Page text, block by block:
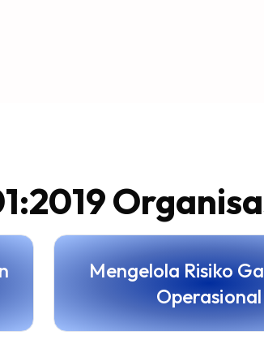
Mengelola Risiko
Operasional